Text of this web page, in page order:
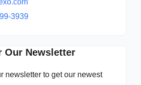
3939
Our Newsletter
newsletter to get our newest